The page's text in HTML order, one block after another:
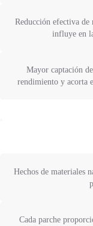
Reducción efectiva
influye en
Mayor captación
rendimiento y acorta
Hechos de materiales
Cada parche